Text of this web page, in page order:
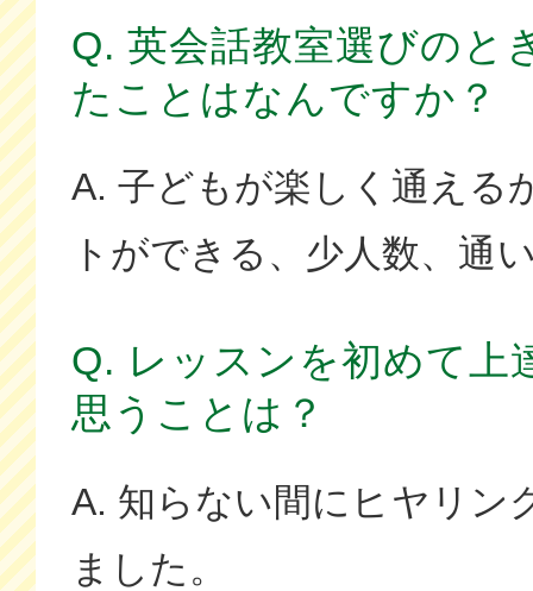
Q. 英会話教室選びのと
たことはなんですか？
A. 子どもが楽しく通える
トができる、少人数、通
Q. レッスンを初めて上
思うことは？
A. 知らない間にヒヤリン
ました。